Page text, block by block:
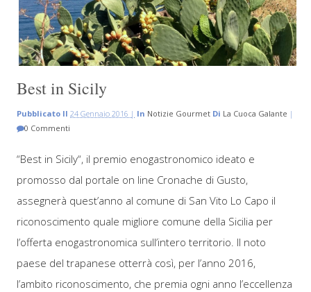
Best in Sicily
Pubblicato Il24 Gennaio 2016 | In Notizie Gourmet Di La Cuoca Galante |
0 Commenti
“Best in Sicily“, il premio enogastronomico ideato e
promosso dal portale on line Cronache di Gusto,
assegnerà quest’anno al comune di San Vito Lo Capo il
riconoscimento quale migliore comune della Sicilia per
l’offerta enogastronomica sull’intero territorio. Il noto
paese del trapanese otterrà così, per l’anno 2016,
l’ambito riconoscimento, che premia ogni anno l’eccellenza